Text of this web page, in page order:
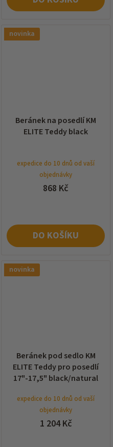
novinka
Beránek na posedlí KM
ELITE Teddy black
expedice do 10 dnů od vaší
objednávky
868 Kč
DO KOŠÍKU
novinka
Beránek pod sedlo KM
ELITE Teddy pro posedlí
17"-17,5" black/natural
expedice do 10 dnů od vaší
objednávky
1 204 Kč